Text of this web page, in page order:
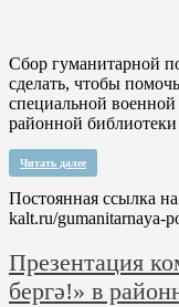
Сбор гуманитарной
сделать, чтобы
специальной
районной
Читать далее
Постоянная ссылка
kalt.ru/gumanitarnaya-
Презентация
бергә!» в